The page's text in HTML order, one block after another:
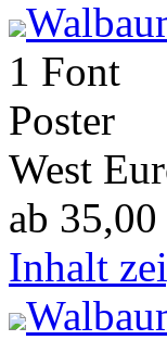
1 Font
Poster
West
ab
Inhalt